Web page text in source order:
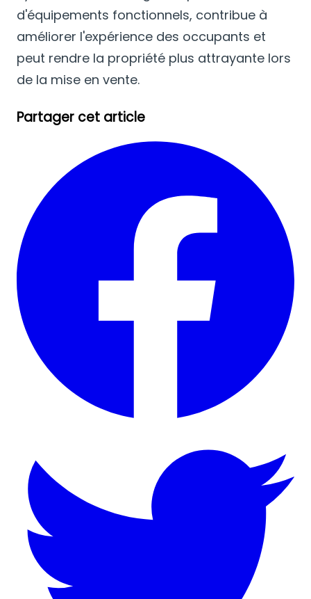
d'équipements fonctionnels, contribue à
améliorer l'expérience des occupants et
peut rendre la propriété plus attrayante lors
de la mise en vente.
Partager cet article